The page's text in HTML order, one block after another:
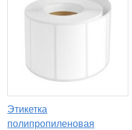
Этикетка
полипропиленовая